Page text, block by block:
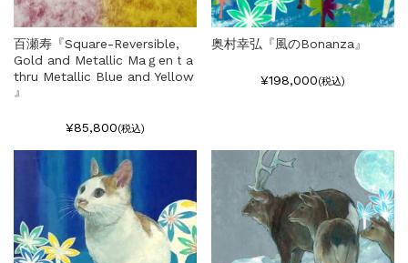
百瀬寿『Square-Reversible,
Gold and Metallic Maｇenｔa
thru Metallic Blue and Yellow
』
¥85,800(税込)
奥村幸弘『風のBonanza』
¥198,000(税込)